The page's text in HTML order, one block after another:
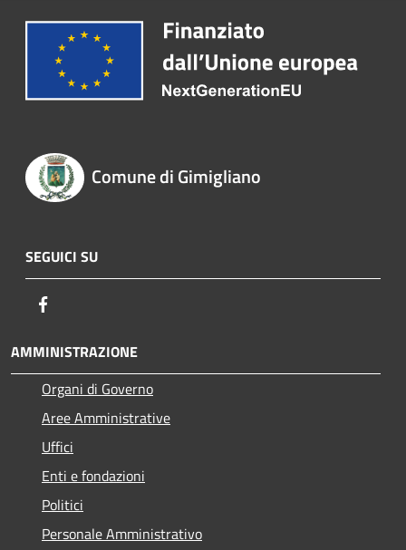
Comune di Gimigliano
SEGUICI SU
AMMINISTRAZIONE
Organi di Governo
Aree Amministrative
Uffici
Enti e fondazioni
Politici
Personale Amministrativo